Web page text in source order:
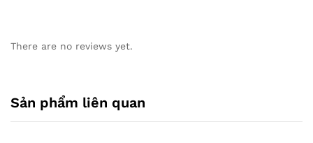
There are no reviews yet.
Sản phẩm liên quan